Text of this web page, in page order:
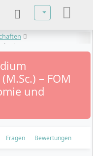
Sprache
– FOM
und
Fragen Bewertungen